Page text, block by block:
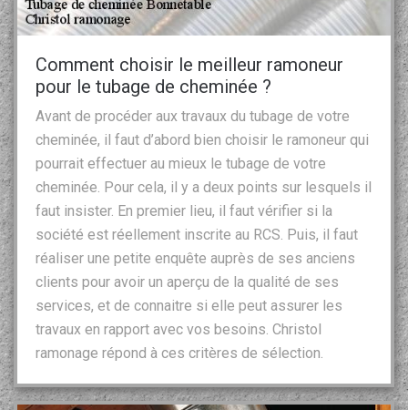
Comment choisir le meilleur ramoneur
pour le tubage de cheminée ?
Avant de procéder aux travaux du tubage de votre
cheminée, il faut d’abord bien choisir le ramoneur qui
pourrait effectuer au mieux le tubage de votre
cheminée. Pour cela, il y a deux points sur lesquels il
faut insister. En premier lieu, il faut vérifier si la
société est réellement inscrite au RCS. Puis, il faut
réaliser une petite enquête auprès de ses anciens
clients pour avoir un aperçu de la qualité de ses
services, et de connaitre si elle peut assurer les
travaux en rapport avec vos besoins. Christol
ramonage répond à ces critères de sélection.